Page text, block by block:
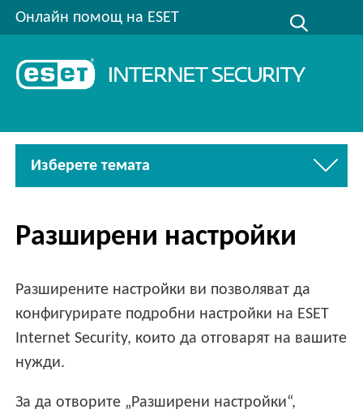
Онлайн помощ на ESET
Изберете темата
Разширени настройки
Разширените настройки ви позволяват да
конфигурирате подробни настройки на ESET
Internet Security, които да отговарят на вашите
нужди.
За да отворите „Разширени настройки“,